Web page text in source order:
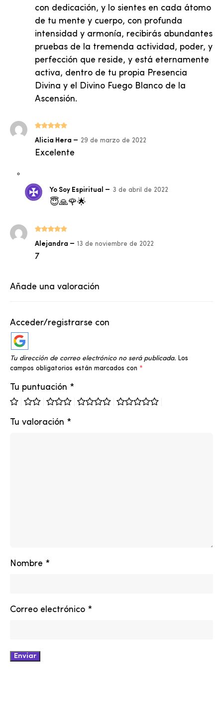
con dedicación, y lo sientes en cada átomo
de tu mente y cuerpo, con profunda
intensidad y armonía, recibirás abundantes
pruebas de la tremenda actividad, poder, y
perfección que reside, y está eternamente
activa, dentro de tu propia Presencia
Divina y el Divino Fuego Blanco de la
Ascensión.
Valorado
con5de 5
Alicia Hera – 29 de marzo de 2022
Excelente
Yo Soy Espiritual – 3 de abril de 2022
😇🙏🌹🌟
Valorado
con5de 5
Alejandra – 13 de noviembre de 2022
7
Añade una valoración
Acceder/registrarse con
Tu dirección de correo electrónico no será publicada. Los
campos obligatorios están marcados con *
Tu puntuación *
Tu valoración *
Nombre *
Correo electrónico *